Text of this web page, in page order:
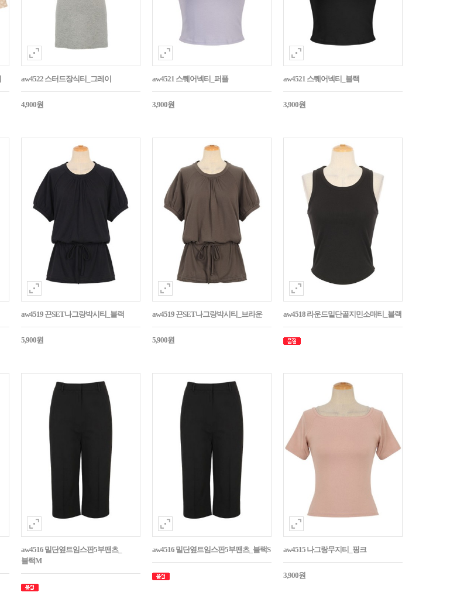
aw4522 스터드장식티_그레이
4,900원
aw4521 스퀘어넥티_퍼플
3,900원
aw4521 스퀘어넥티_블랙
3,900원
aw4519 끈SET나그랑박시티_블랙
5,900원
aw4519 끈SET나그랑박시티_브라운
5,900원
aw4518 라운드밑단골지민소매티_블랙
aw4516 밑단옆트임스판5부팬츠_
블랙M
aw4516 밑단옆트임스판5부팬츠_블랙S aw4515 나그랑무지티_핑크
3,900원